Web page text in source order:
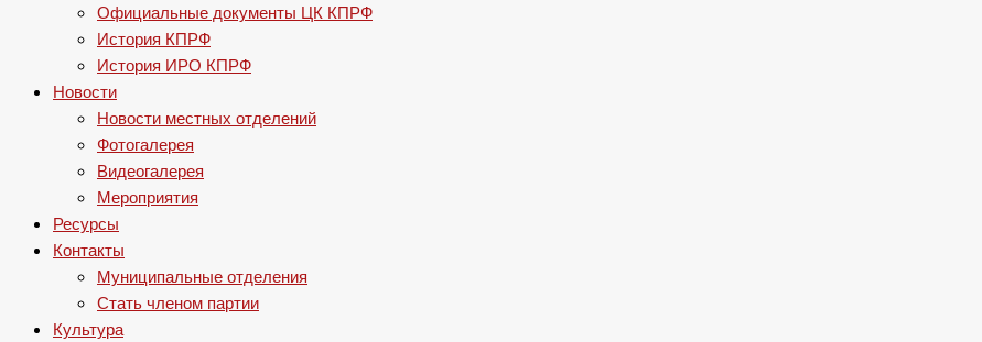
Официальные документы ЦК КПРФ
История КПРФ
История ИРО КПРФ
Новости
Новости местных отделений
Фотогалерея
Видеогалерея
Мероприятия
Ресурсы
Контакты
Муниципальные отделения
Стать членом партии
Культура